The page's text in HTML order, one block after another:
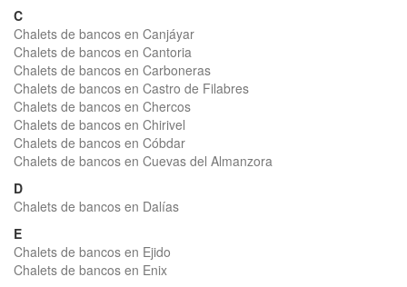
C
Chalets de bancos en Canjáyar
Chalets de bancos en Cantoria
Chalets de bancos en Carboneras
Chalets de bancos en Castro de Filabres
Chalets de bancos en Chercos
Chalets de bancos en Chirivel
Chalets de bancos en Cóbdar
Chalets de bancos en Cuevas del Almanzora
D
Chalets de bancos en Dalías
E
Chalets de bancos en Ejido
Chalets de bancos en Enix